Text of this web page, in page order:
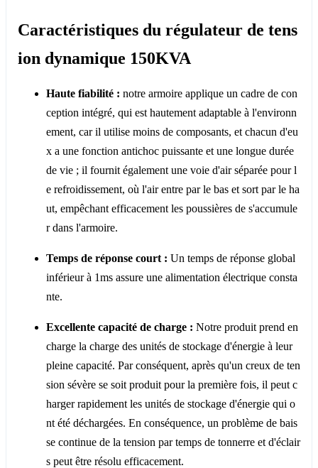
Caractéristiques du régulateur de tens
ion dynamique 150KVA
Haute fiabilité : notre armoire applique un cadre de con
ception intégré, qui est hautement adaptable à l'environn
ement, car il utilise moins de composants, et chacun d'eu
x a une fonction antichoc puissante et une longue durée
de vie ; il fournit également une voie d'air séparée pour l
e refroidissement, où l'air entre par le bas et sort par le ha
ut, empêchant efficacement les poussières de s'accumule
r dans l'armoire.
Temps de réponse court : Un temps de réponse global
inférieur à 1ms assure une alimentation électrique consta
nte.
Excellente capacité de charge : Notre produit prend en
charge la charge des unités de stockage d'énergie à leur
pleine capacité. Par conséquent, après qu'un creux de ten
sion sévère se soit produit pour la première fois, il peut c
harger rapidement les unités de stockage d'énergie qui o
nt été déchargées. En conséquence, un problème de bais
se continue de la tension par temps de tonnerre et d'éclair
s peut être résolu efficacement.